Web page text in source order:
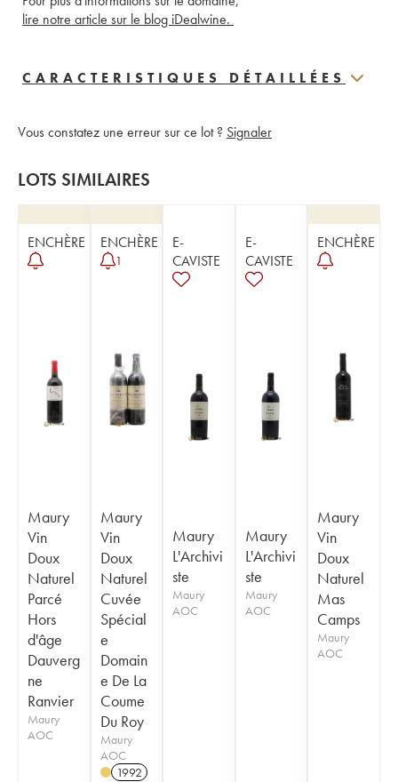
lire notre article sur le blog iDealwine.
CARACTERISTIQUES DÉTAILLÉES
Vous constatez une erreur sur ce lot ? Signaler
LOTS SIMILAIRES
ENCHÈRE
Maury
Vin
Doux
Naturel
Parcé
Hors
d'âge
Dauverg
ne
Ranvier
Maury
AOC
ENCHÈRE
1
Maury
Vin
Doux
Naturel
Cuvée
Spécial
e
Domain
e De La
Coume
Du Roy
Maury
AOC
1992
E-
CAVISTE
Maury
L'Archivi
ste
Maury
AOC
E-
CAVISTE
Maury
L'Archivi
ste
Maury
AOC
ENCHÈRE
Maury
Vin
Doux
Naturel
Mas
Camps
Maury
AOC